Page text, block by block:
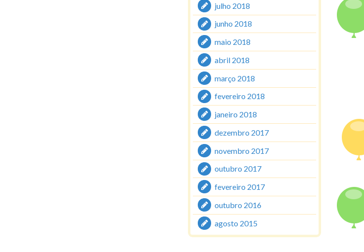
julho 2018
junho 2018
maio 2018
abril 2018
março 2018
fevereiro 2018
janeiro 2018
dezembro 2017
novembro 2017
outubro 2017
fevereiro 2017
outubro 2016
agosto 2015